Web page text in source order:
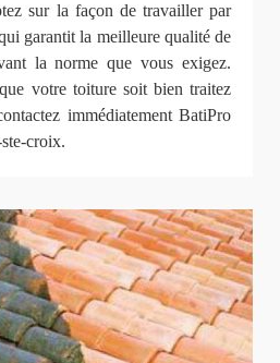
sur la façon de travailler par
garantit la meilleure qualité de
la norme que vous exigez.
votre toiture soit bien traitez
immédiatement BatiPro
croix.